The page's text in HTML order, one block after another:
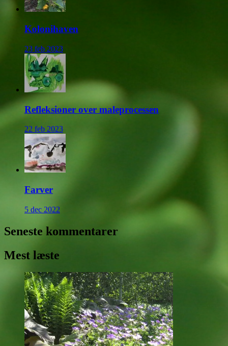
Kolonihaven
23 feb 2023
Refleksioner over maleprocessen
22 feb 2023
Farver
5 dec 2022
Seneste kommentarer
Mest læste